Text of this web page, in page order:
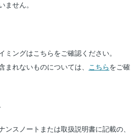
ません。
ミングはこちらをご確認ください。
まれないものについては、
こちらをご確
ンスノートまたは取扱説明書に記載の、